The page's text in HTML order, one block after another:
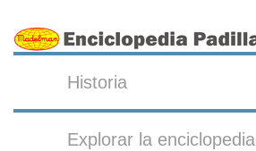
Historia
Explorar la enciclopedia